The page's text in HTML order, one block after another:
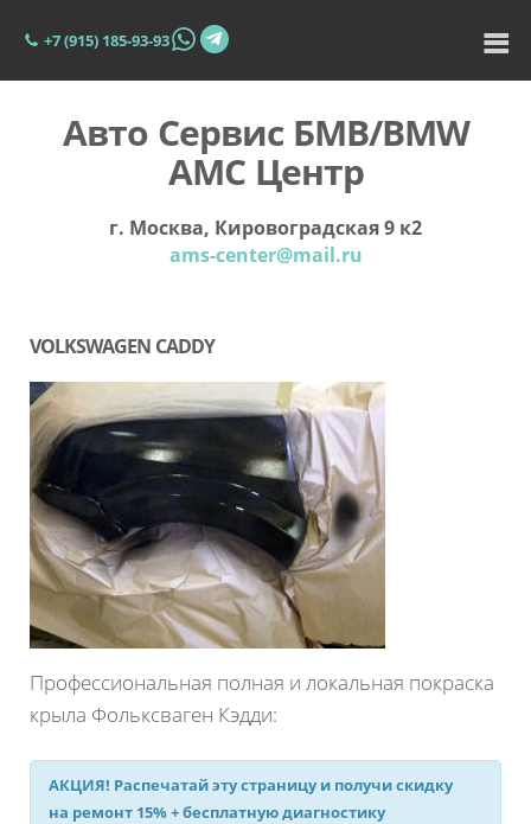
+7 (915) 185-93-93
Авто Сервис БМВ/BMW
АМС Центр
г. Москва, Кировоградская 9 к2
ams-center@mail.ru
VOLKSWAGEN CADDY
Профессиональная полная и локальная покраска
крыла Фольксваген Кэдди:
АКЦИЯ! Распечатай эту страницу и получискидку
на ремонт 15%+ бесплатную диагностику